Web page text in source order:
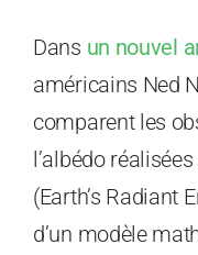
Dans un nouvel
américains Ned
comparent les
l’albédo
(Earth’s Radiant
d’un modèle